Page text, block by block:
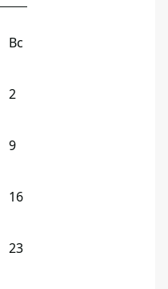
Вс
2
9
16
23